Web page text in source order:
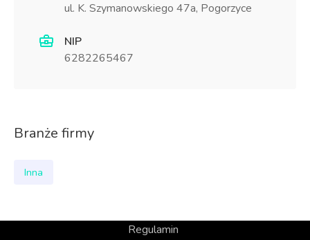
ul. K. Szymanowskiego 47a, Pogorzyce
NIP
6282265467
Branże firmy
Inna
Regulamin